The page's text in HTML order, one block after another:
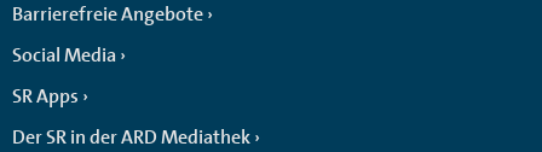
Barrierefreie Angebote
Social Media
SR Apps
Der SR in der ARD Mediathek